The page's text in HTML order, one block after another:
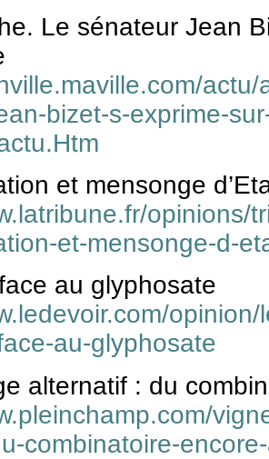
Le sénateur Jean
bizet-s-exprime-
et mensonge
opinions/
et-mensonge-d-
au glyphosate
au-glyphosate
alternatif : du
combinatoire-